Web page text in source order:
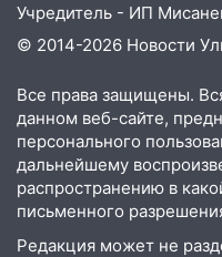
15:15
Проводил
новый кавалер
14:26 В
по улице
14:23 67%
передумать
Учредитель - ИП
© 2014-2026 Новости
Все права защищены.
данном веб-сайте,
персонального
дальнейшему
распространению в
письменного
Редакция может не